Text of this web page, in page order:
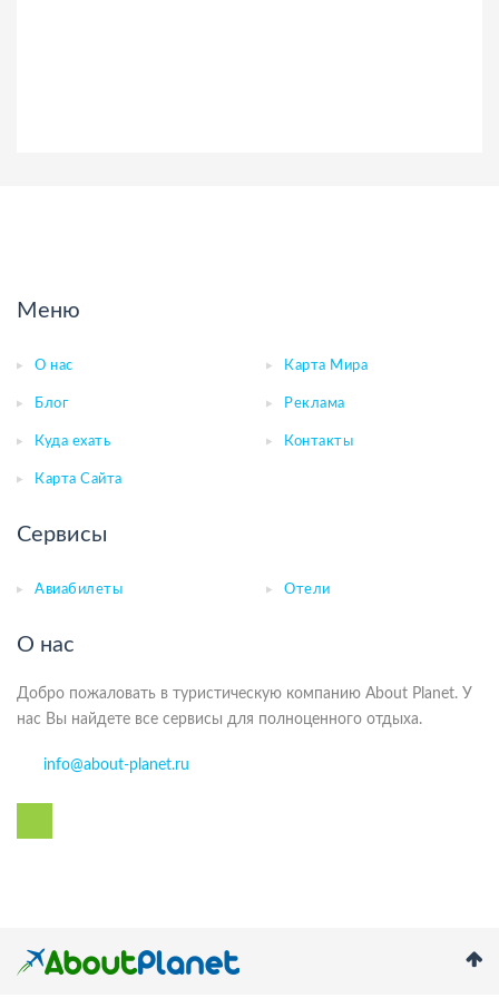
Меню
О нас Карта Мира
Блог Реклама
Куда ехать Контакты
Карта Сайта
Сервисы
Авиабилеты Отели
О нас
Добро пожаловать в туристическую компанию About Planet. У
нас Вы найдете все сервисы для полноценного отдыха.
info@about-planet.ru